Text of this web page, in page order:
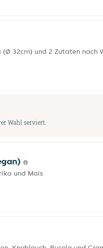
32cm) und 2 Zutaten nach
Wahl serviert.
und Mais